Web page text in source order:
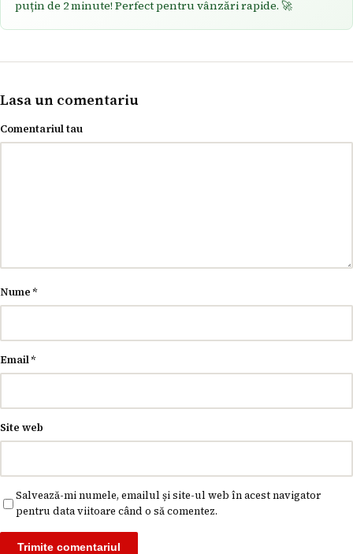
puțin de 2 minute! Perfect pentru vânzări rapide. 🚀
Lasa un comentariu
Comentariul tau
Nume*
Email*
Site web
Salvează-mi numele, emailul și site-ul web în acest navigator
pentru data viitoare când o să comentez.